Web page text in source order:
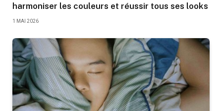
harmoniser les couleurs et réussir tous ses looks
1 MAI 2026